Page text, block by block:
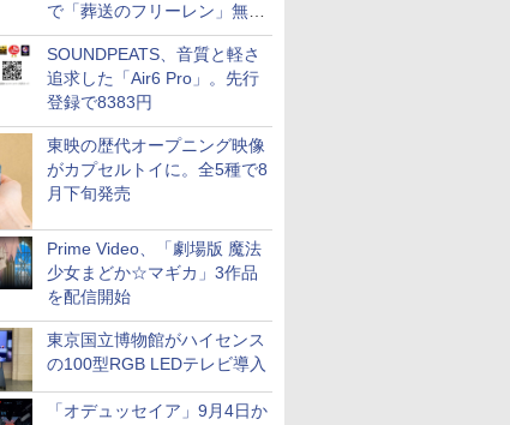
で「葬送のフリーレン」無料
配信など。夏の特番・配信情
報
SOUNDPEATS、音質と軽さ
追求した「Air6 Pro」。先行
登録で8383円
東映の歴代オープニング映像
がカプセルトイに。全5種で8
月下旬発売
Prime Video、「劇場版 魔法
少女まどか☆マギカ」3作品
を配信開始
東京国立博物館がハイセンス
の100型RGB LEDテレビ導入
「オデュッセイア」9月4日か